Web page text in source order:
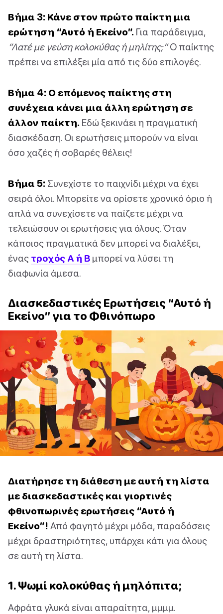
Βήμα 3: Κάνε στον πρώτο παίκτη μια
ερώτηση “Αυτό ή Εκείνο”. Για παράδειγμα,
“Λατέ με γεύση κολοκύθας ή μηλίτης;”Ο παίκτης
πρέπει να επιλέξει μία από τις δύο επιλογές.
Βήμα 4: Ο επόμενος παίκτης στη
συνέχεια κάνει μια άλλη ερώτηση σε
άλλον παίκτη. Εδώ ξεκινάει η πραγματική
διασκέδαση. Οι ερωτήσεις μπορούν να είναι
όσο χαζές ή σοβαρές θέλεις!
Βήμα 5: Συνεχίστε το παιχνίδι μέχρι να έχει
σειρά όλοι. Μπορείτε να ορίσετε χρονικό όριο ή
απλά να συνεχίσετε να παίζετε μέχρι να
τελειώσουν οι ερωτήσεις για όλους. Όταν
κάποιος πραγματικά δεν μπορεί να διαλέξει,
ένας τροχός Α ή Β μπορεί να λύσει τη
διαφωνία άμεσα.
Διασκεδαστικές Ερωτήσεις “Αυτό ή
Εκείνο” για το Φθινόπωρο
Διατήρησε τη διάθεση με αυτή τη λίστα
με διασκεδαστικές και γιορτινές
φθινοπωρινές ερωτήσεις “Αυτό ή
Εκείνο”! Από φαγητό μέχρι μόδα, παραδόσεις
μέχρι δραστηριότητες, υπάρχει κάτι για όλους
σε αυτή τη λίστα.
1. Ψωμί κολοκύθας ή μηλόπιτα;
Αφράτα γλυκά είναι απαραίτητα, μμμμ.